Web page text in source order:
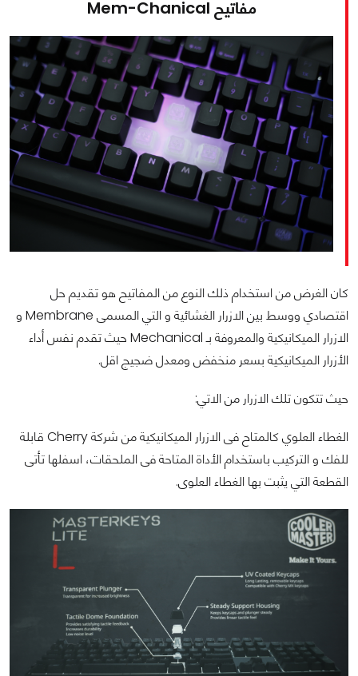
مفاتيح Mem-Chanical
كان الغرض من استخدام ذلك النوع من المفاتيح هو تقديم حل
اقتصادي ووسط بين الازرار الغشائية و التي المسمى Membrane و
الازرار الميكانيكية والمعروفة بـ Mechanical حيث تقدم نفس أداء
الأزرار الميكانيكية بسعر منخفض ومعدل ضجيج اقل.
حيث تتكون تلك الازرار من الاتي:
الغطاء العلوي كالمتاح فى الازرار الميكانيكية من شركة Cherry قابلة
للفك و التركيب باستخدام الأداة المتاحة فى الملحقات، اسفلها تأتى
القطعة التي يثبت بها الغطاء العلوى.